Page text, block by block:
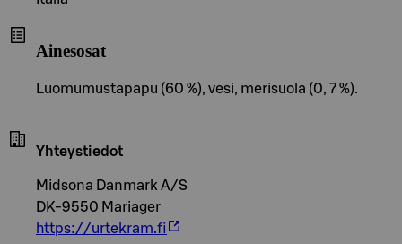
Ainesosat
Luomumustapapu (60 %), vesi, merisuola (0, 7 %).
Yhteystiedot
Midsona Danmark A/S
DK-9550 Mariager
https://urtekram.fi